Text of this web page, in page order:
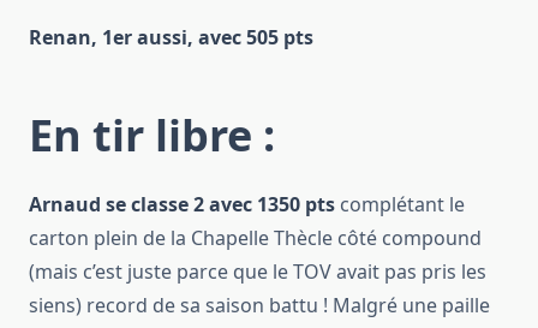
Renan, 1er aussi, avec 505 pts
En tir libre :
Arnaud se classe 2 avec 1350 pts complétant le
carton plein de la Chapelle Thècle côté compound
(mais c’est juste parce que le TOV avait pas pris les
siens) record de sa saison battu ! Malgré une paille